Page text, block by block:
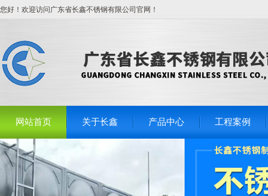
您好！欢迎访问广东省长鑫不锈钢有限公司官网！
网站首页 关于长鑫 产品中心 工程案例